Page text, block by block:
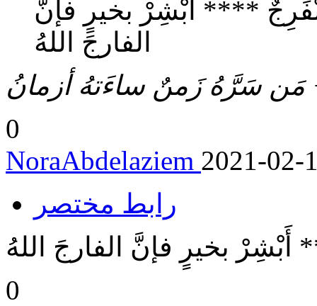
**** أَبْشِرْ بخيرٍ فإنَّ
الفارجَ اللهُ
مَن سَرَّهُ زَمنٌ ساءَتهُ أزمانُ
0
NoraAbdelaziem 2021-02-
رابط مختصر
بخيرٍ فإنَّ الفارجَ اللهُ
0